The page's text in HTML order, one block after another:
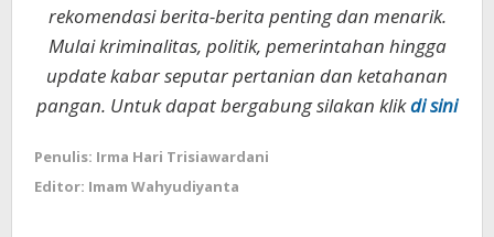
rekomendasi berita-berita penting dan menarik.
Mulai kriminalitas, politik, pemerintahan hingga
update kabar seputar pertanian dan ketahanan
pangan. Untuk dapat bergabung silakan klikdi sini
Penulis: Irma Hari Trisiawardani
Editor: Imam Wahyudiyanta